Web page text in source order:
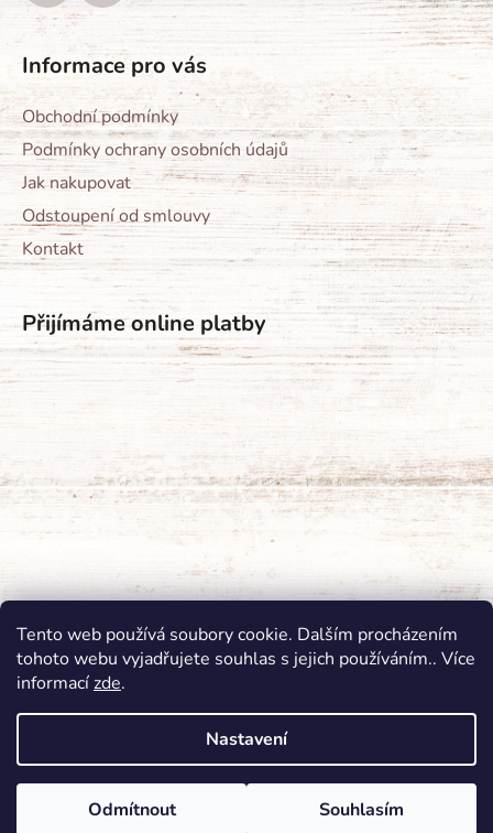
Tento web používá soubory cookie. Dalším procházením
tohoto webu vyjadřujete souhlas s jejich používáním.. Více
informacízde.
Nastavení
Odmítnout Souhlasím
Informace pro vás
Obchodní podmínky
Podmínky ochrany osobních údajů
Jak nakupovat
Odstoupení od smlouvy
Kontakt
Přijímáme online platby
Vytvořil Shoptet
Copyright 2026Dřevěnéprodukty.cz. Všechna práva